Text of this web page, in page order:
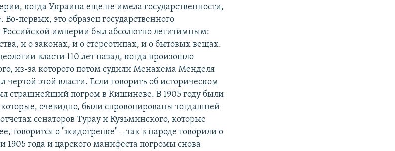
когда Украина еще не имела государственности,
Во-первых, это образец государственного
империи был абсолютно легитимным:
и о законах, и о стереотипах, и о бытовых вещах.
власти 110 лет назад, когда произошло
из-за которого потом судили Менахема Менделя
этой власти. Если говорить об историческом
страшнейший погром в Кишиневе. В 1905 году были
очевидно, были спровоцированы тогдашней
сенаторов Турау и Кузьминского, которые
говорится о "жидотрепке" – так в народе говорили о
1905 года и царского манифеста погромы снова